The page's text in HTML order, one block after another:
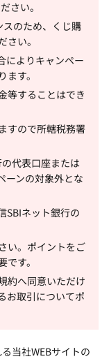
さい。
のため、くじ購
い。
によりキャンペー
す。
等することはでき
すので所轄税務署
代表口座または
ーンの対象外とな
SBIネット銀行の
い。ポイントをご
す。
約へ同意いただけ
お取引についてポ
当社WEBサイトの